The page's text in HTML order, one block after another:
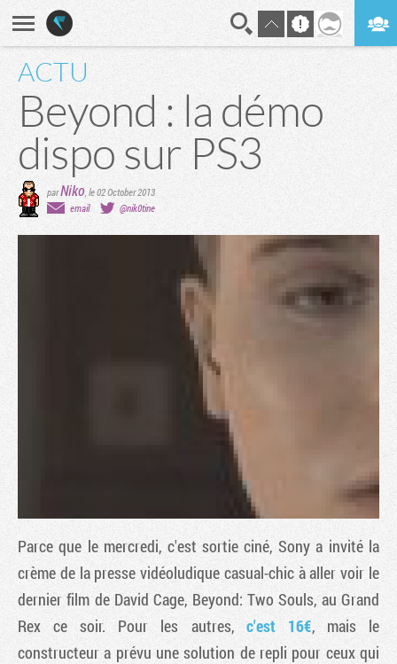
ACTU
Beyond : la démo
dispo sur PS3
parNiko,le 02 October 2013
email
@nik0tine
Parce que le mercredi, c'est sortie ciné, Sony a invité la
crème de la presse vidéoludique casual-chic à aller voir le
dernier film de David Cage, Beyond: Two Souls, au Grand
Rex ce soir. Pour les autres, c'est 16€, mais le
constructeur a prévu une solution de repli pour ceux qui